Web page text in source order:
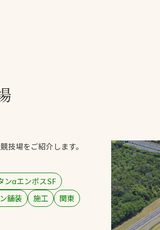
人
人工芝舗装
クレイ（土）舗装
防球設備
施設管理
パークマネジメント
技場をご紹介します。
ンαエンボスSF
舗装 施工
関東